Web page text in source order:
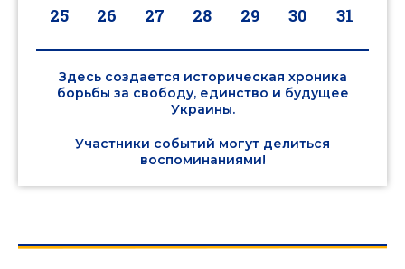
25
26 27 28 29 30 31
Здесь создается историческая хроника
борьбы за свободу, единство и будущее
Украины.
Участники событий могут делиться
воспоминаниями!